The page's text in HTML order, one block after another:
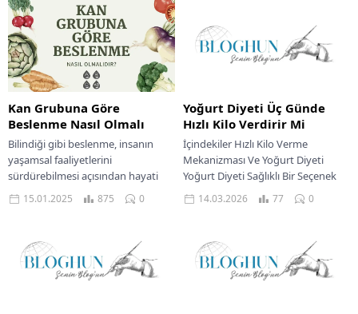
Kan Grubuna Göre
Beslenme Nasıl Olmalı
Bilindiği gibi beslenme, insanın
yaşamsal faaliyetlerini
sürdürebilmesi açısından hayati
önem taşıyan bir unsur. Tabii
bunun yanında beslenme
15.01.2025 875 0
Yoğurt Diyeti Üç Günde
Hızlı Kilo Verdirir Mi
İçindekiler Hızlı Kilo Verme
Mekanizması Ve Yoğurt Diyeti
Yoğurt Diyeti Sağlıklı Bir Seçenek
Midir Dengeli Bir Yoğurt Tüketimi
İçin Örnek...
14.03.2026 77 0